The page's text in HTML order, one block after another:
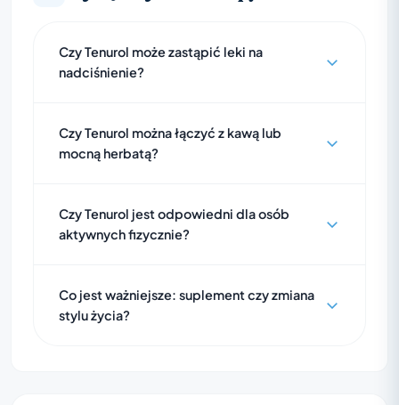
Czy Tenurol może zastąpić leki na
nadciśnienie?
Czy Tenurol można łączyć z kawą lub
mocną herbatą?
Czy Tenurol jest odpowiedni dla osób
aktywnych fizycznie?
Co jest ważniejsze: suplement czy zmiana
stylu życia?